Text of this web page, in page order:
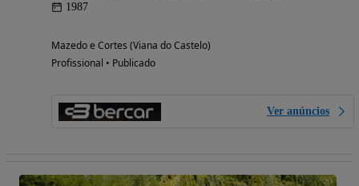
1987
Mazedo e Cortes (Viana do Castelo)
Profissional • Publicado
Ver anúncios